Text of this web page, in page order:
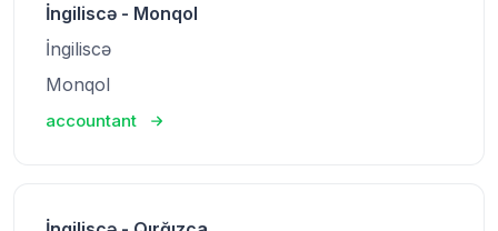
İngiliscə - Monqol
İngiliscə
Monqol
accountant